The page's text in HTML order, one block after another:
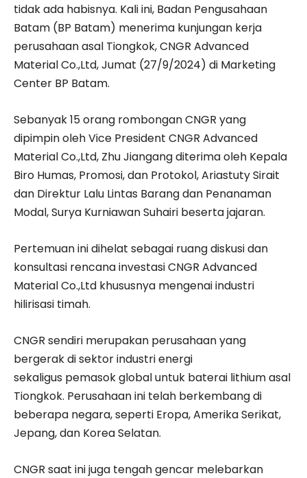
tidak ada habisnya. Kali ini, Badan Pengusahaan
Batam (BP Batam) menerima kunjungan kerja
perusahaan asal Tiongkok, CNGR Advanced
Material Co.,Ltd, Jumat (27/9/2024) di Marketing
Center BP Batam.
Sebanyak 15 orang rombongan CNGR yang
dipimpin oleh Vice President CNGR Advanced
Material Co.,Ltd, Zhu Jiangang diterima oleh Kepala
Biro Humas, Promosi, dan Protokol, Ariastuty Sirait
dan Direktur Lalu Lintas Barang dan Penanaman
Modal, Surya Kurniawan Suhairi beserta jajaran.
Pertemuan ini dihelat sebagai ruang diskusi dan
konsultasi rencana investasi CNGR Advanced
Material Co.,Ltd khususnya mengenai industri
hilirisasi timah.
CNGR sendiri merupakan perusahaan yang
bergerak di sektor industri energi
sekaligus pemasok global untuk baterai lithium asal
Tiongkok. Perusahaan ini telah berkembang di
beberapa negara, seperti Eropa, Amerika Serikat,
Jepang, dan Korea Selatan.
CNGR saat ini juga tengah gencar melebarkan